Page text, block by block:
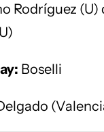
Rodríguez (U)
Boselli